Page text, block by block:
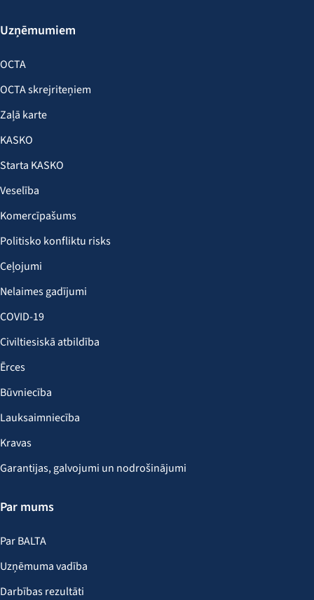
Uzņēmumiem
OCTA
OCTA skrejriteņiem
Zaļā karte
KASKO
Starta KASKO
Veselība
Komercīpašums
Politisko konfliktu risks
Ceļojumi
Nelaimes gadījumi
COVID-19
Civiltiesiskā atbildība
Ērces
Būvniecība
Lauksaimniecība
Kravas
Garantijas, galvojumi un nodrošinājumi
Par mums
Par BALTA
Uzņēmuma vadība
Darbības rezultāti